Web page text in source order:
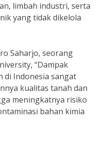
limbah industri, serta
yang tidak dikelola
Saharjo, seorang
“Dampak
di Indonesia sangat
kualitas tanah dan
meningkatnya risiko
bahan kimia